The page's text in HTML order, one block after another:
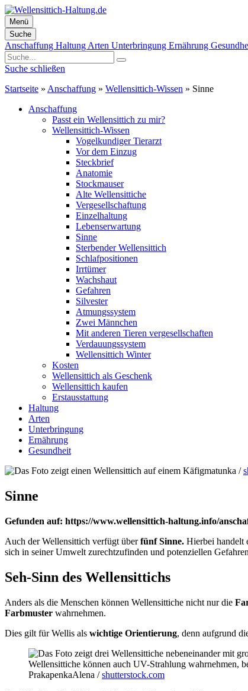
Menü
Suche
Zum
Inhalt
springen
Anschaffung Haltung Arten Unterbringung Ernährung
Suche schließen
Startseite » Anschaffung » Wellensittich-Wissen » Sinne
Anschaffung
Passt ein Wellensittich zu mir?
Wellensittich-Wissen
Vogelkundiger Tierarzt
Vor dem Einzug
Steckbrief
Anatomie
Stockmauser
Alte Wellensittiche
Vergesellschaftung
Einzelhaltung
Lebenserwartung
Sinne
Sterbender Wellensittich
Schlafpositionen
Irrtümer
Wachshaut
Gefahren
Silvester
Atmungssystem
Zwei Männchen
Mit anderen Tieren vergesellschaften
Verdauungssystem
Wellensittich Winter
Kosten
Wellensittich als Geschenk
Wellensittich kaufen
Erstausstattung
Haltung
Arten
Unterbringung
Ernährung
Gesundheit
matunka /
Sinne
Gefunden auf: https://www.wellensittich-haltung.info/
Auch der Wellensittich verfügt überfünf Sinne. Hierbei handelt
sich in seiner Umwelt zurechtzufinden und potenziellen
Seh-Sinn des Wellensittichs
Anders als die Menschen können Wellensittiche nicht nur die
Farbmuster wahrnehmen.
Dies gilt für Wellis als wichtige Orientierung, denn aufgrund
Wellensittiche können auch UV-Strahlung wahrnehmen,
PrakapenkaAlena /shutterstock.com